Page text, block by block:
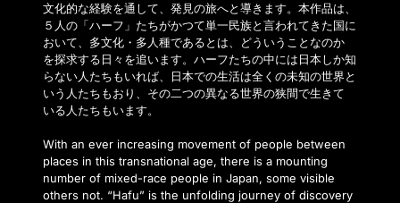
文­化的な経験を通して、発見の旅へと導きます。本作品は、
５人の「ハーフ」たちがかつて­単一民族と言われてきた国に
おいて、多文化・多人種であるとは、どういうことなのか
を­探求する日々を追います。ハーフたちの中には日本しか知
らない人たちもいれば、日本で­の生活は全くの未知の世界と
いう人たちもおり、その二つの異なる世界の狭間で生きて
い­る人たちもいます。
With an ever increasing movement of people between
places in this transnational age, there is a mounting
number of mixed-race people in Japan, some visible
others not. “Hafu” is the unfolding journey of discovery